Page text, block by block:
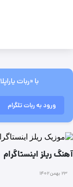
با «ربات
ورود به ربات تلگرام
آهنگ ریلز اینستاگرام
۲۳ بهمن ۱۴۰۲